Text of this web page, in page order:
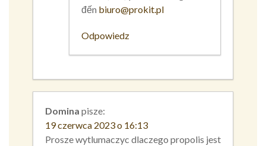
đến biuro@prokit.pl
Odpowiedz
Domina pisze:
19 czerwca 2023 o 16:13
Prosze wytlumaczyc dlaczego propolis jest